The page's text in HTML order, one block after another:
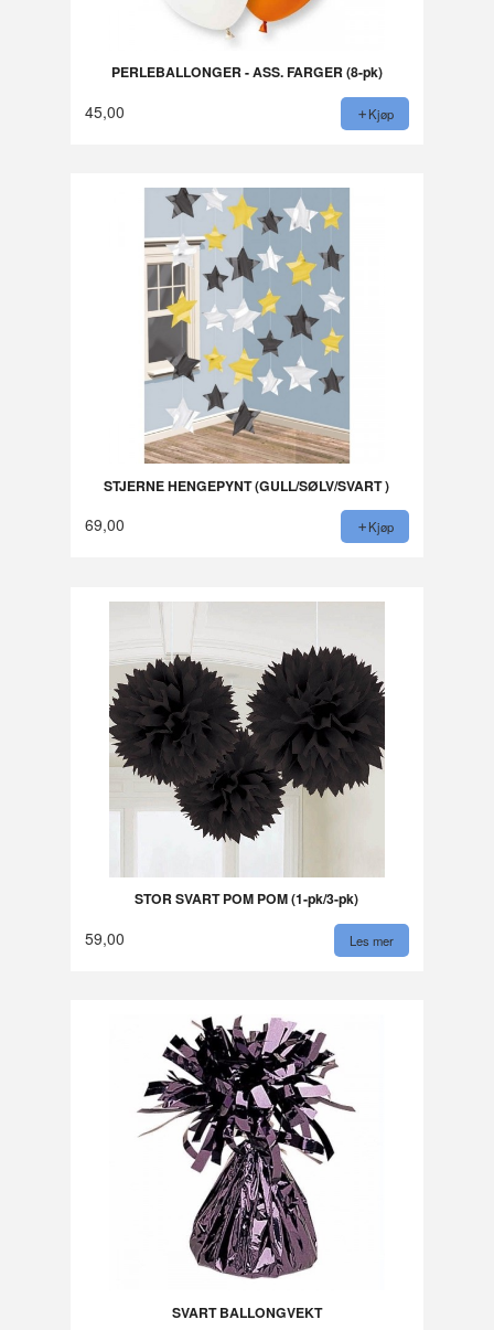
PERLEBALLONGER - ASS. FARGER (8-pk)
45,00 Kjøp
STJERNE HENGEPYNT (GULL/SØLV/SVART )
69,00 Kjøp
STOR SVART POM POM (1-pk/3-pk)
59,00 Les mer
SVART BALLONGVEKT